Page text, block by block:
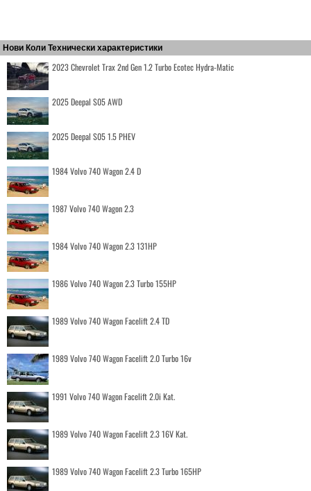
Нови Коли Технически характеристики
2023 Chevrolet Trax 2nd Gen 1.2 Turbo Ecotec Hydra-Matic
2025 Deepal S05 AWD
2025 Deepal S05 1.5 PHEV
1984 Volvo 740 Wagon 2.4 D
1987 Volvo 740 Wagon 2.3
1984 Volvo 740 Wagon 2.3 131HP
1986 Volvo 740 Wagon 2.3 Turbo 155HP
1989 Volvo 740 Wagon Facelift 2.4 TD
1989 Volvo 740 Wagon Facelift 2.0 Turbo 16v
1991 Volvo 740 Wagon Facelift 2.0i Kat.
1989 Volvo 740 Wagon Facelift 2.3 16V Kat.
1989 Volvo 740 Wagon Facelift 2.3 Turbo 165HP